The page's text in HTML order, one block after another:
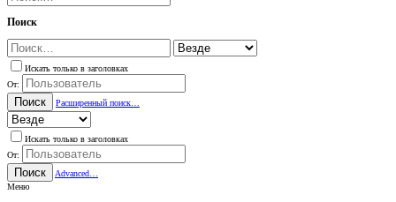
Поиск
Искать только в заголовках
От:
Поиск Расширенный поиск…
Искать только в заголовках
От:
Поиск
Advanced…
Меню